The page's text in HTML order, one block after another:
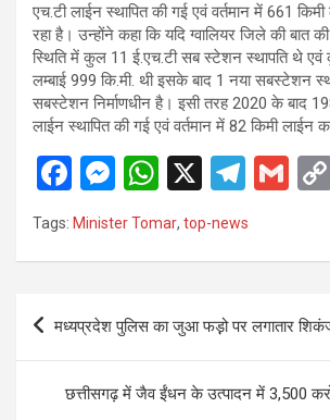
एच.टी लाईन स्थापित की गई एवं वर्तमान में 661
रहा है। उन्होंने कहा कि यदि ग्वालियर जिले की बात
स्थिति में कुल 11 ई.एच.टी सब स्टेशन स्थापति थे एवं
लम्बाई 999 कि.मी. थी इसके बाद 1 नया सबस्टेशन
सबस्टेशन निर्माणधीन है। इसी तरह 2020 के बाद
लाईन स्थापित की गई एवं वर्तमान में 82 किमी लाईन
F
a
ce
o
o
k
M
es
se
g
er
W
at
A
p
X
T
e
a
G
Tags: Minister Tomar, top-news
Post
navigation
मध्यप्रदेश पुलिस का जुआ फड़़ो पर लगातार
छत्तीसगढ़ में जैव ईंधन के उत्पादन में 3,500